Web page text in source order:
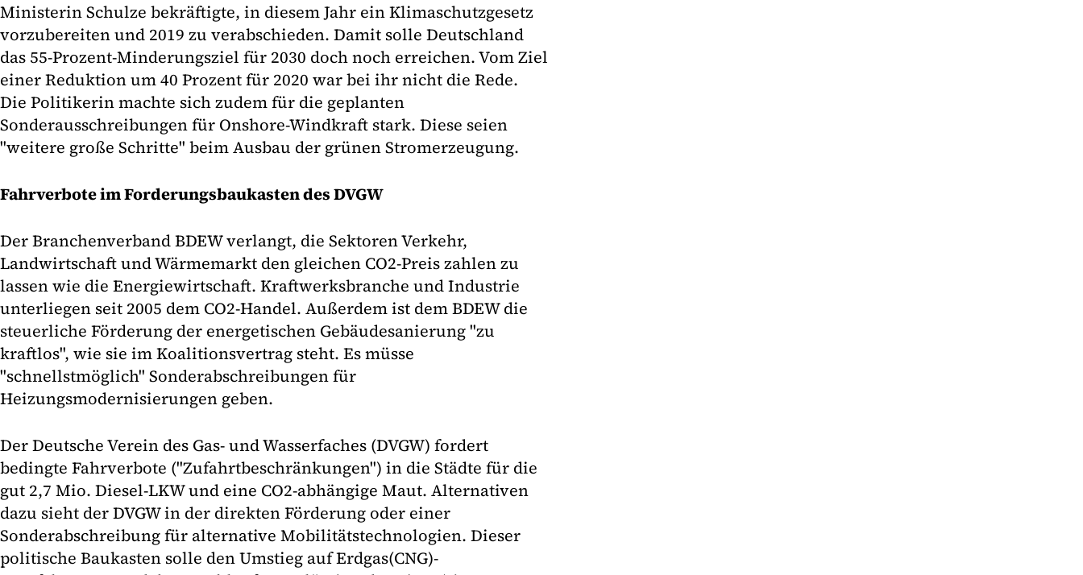
Ministerin Schulze bekräftigte, in diesem Jahr ein Klimaschutzgesetz
vorzubereiten und 2019 zu verabschieden. Damit solle Deutschland
das 55-Prozent-Minderungsziel für 2030 doch noch erreichen. Vom Ziel
einer Reduktion um 40 Prozent für 2020 war bei ihr nicht die Rede.
Die Politikerin machte sich zudem für die geplanten
Sonderausschreibungen für Onshore-Windkraft stark. Diese seien
"weitere große Schritte" beim Ausbau der grünen Stromerzeugung.
Fahrverbote im Forderungsbaukasten des DVGW
Der Branchenverband BDEW verlangt, die Sektoren Verkehr,
Landwirtschaft und Wärmemarkt den gleichen CO2-Preis zahlen zu
lassen wie die Energiewirtschaft. Kraftwerksbranche und Industrie
unterliegen seit 2005 dem CO2-Handel. Außerdem ist dem BDEW die
steuerliche Förderung der energetischen Gebäudesanierung "zu
kraftlos", wie sie im Koalitionsvertrag steht. Es müsse
"schnellstmöglich" Sonderabschreibungen für
Heizungsmodernisierungen geben.
Der Deutsche Verein des Gas- und Wasserfaches (DVGW) fordert
bedingte Fahrverbote ("Zufahrtbeschränkungen") in die Städte für die
gut 2,7 Mio. Diesel-LKW und eine CO2-abhängige Maut. Alternativen
dazu sieht der DVGW in der direkten Förderung oder einer
Sonderabschreibung für alternative Mobilitätstechnologien. Dieser
politische Baukasten solle den Umstieg auf Erdgas(CNG)-